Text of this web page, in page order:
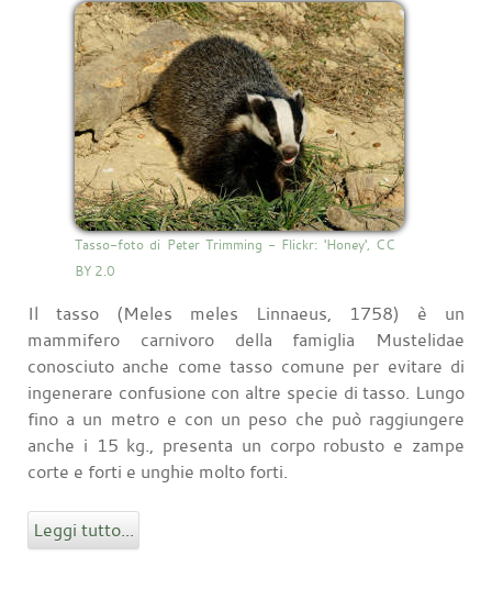
Tasso-foto di Peter Trimming - Flickr: 'Honey', CC
BY 2.0
Il tasso (Meles meles Linnaeus, 1758) è un
mammifero carnivoro della famiglia Mustelidae
conosciuto anche come tasso comune per evitare di
ingenerare confusione con altre specie di tasso. Lungo
fino a un metro e con un peso che può raggiungere
anche i 15 kg., presenta un corpo robusto e zampe
corte e forti e unghie molto forti.
Leggi tutto...